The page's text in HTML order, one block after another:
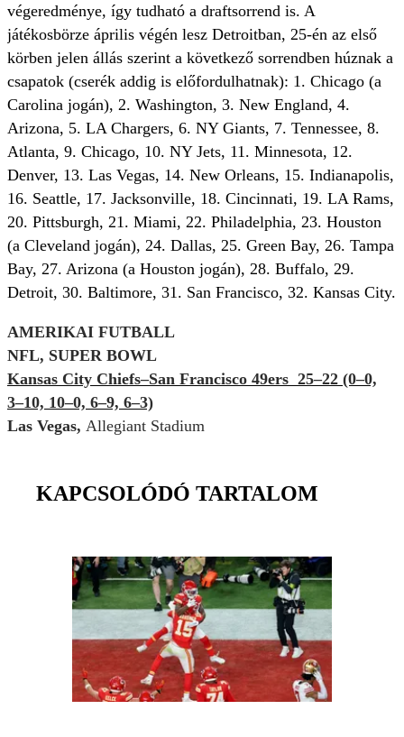
végeredménye, így tudható a draftsorrend is. A
játékosbörze április végén lesz Detroitban, 25-én az első
körben jelen állás szerint a következő sorrendben húznak a
csapatok (cserék addig is előfordulhatnak): 1. Chicago (a
Carolina jogán), 2. Washington, 3. New England, 4.
Arizona, 5. LA Chargers, 6. NY Giants, 7. Tennessee, 8.
Atlanta, 9. Chicago, 10. NY Jets, 11. Minnesota, 12.
Denver, 13. Las Vegas, 14. New Orleans, 15. Indianapolis,
16. Seattle, 17. Jacksonville, 18. Cincinnati, 19. LA Rams,
20. Pittsburgh, 21. Miami, 22. Philadelphia, 23. Houston
(a Cleveland jogán), 24. Dallas, 25. Green Bay, 26. Tampa
Bay, 27. Arizona (a Houston jogán), 28. Buffalo, 29.
Detroit, 30. Baltimore, 31. San Francisco, 32. Kansas City.
AMERIKAI FUTBALL
NFL, SUPER BOWL
Kansas City Chiefs–San Francisco 49ers 25–22 (0–0,
3–10, 10–0, 6–9, 6–3)
Las Vegas, Allegiant Stadium
KAPCSOLÓDÓ TARTALOM